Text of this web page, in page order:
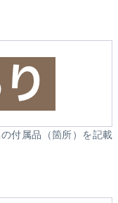
付属品（箇所）を記載